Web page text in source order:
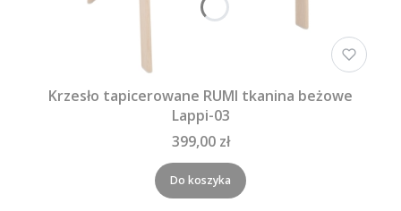
Krzesło tapicerowane RUMI tkanina beżowe
Lappi-03
399,00 zł
Do koszyka